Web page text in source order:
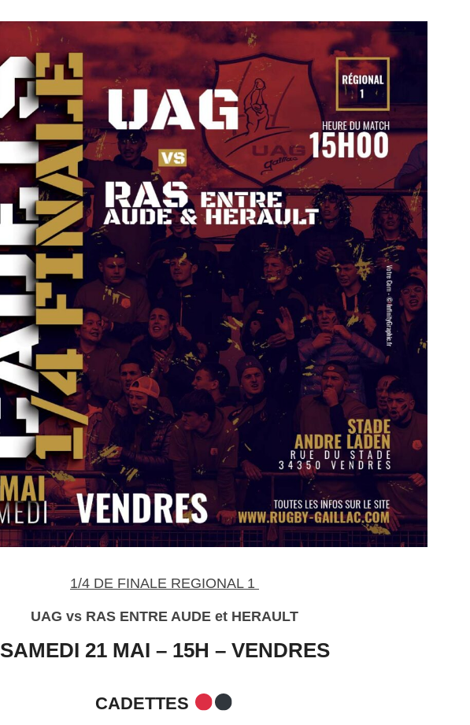
1/4 DE FINALE REGIONAL 1
UAG vs RAS ENTRE AUDE et HERAULT
SAMEDI 21 MAI – 15H – VENDRES
CADETTES